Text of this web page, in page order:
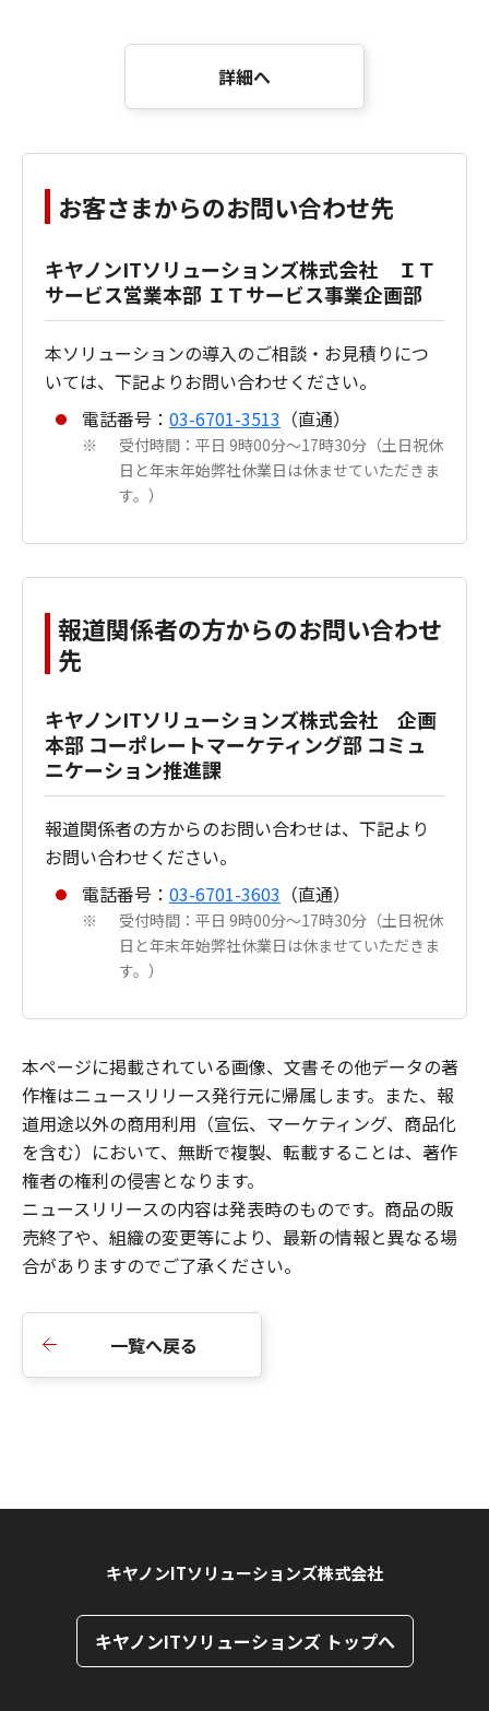
詳細へ
お客さまからのお問い合わせ先
キヤノンITソリューションズ株式会社 ＩＴ
サービス営業本部 ＩＴサービス事業企画部
本ソリューションの導入のご相談・お見積りにつ
いては、下記よりお問い合わせください。
電話番号： 03-6701-3513 （直通）
※
受付時間：平日 9時00分～17時30分（土日祝休
日と年末年始弊社休業日は休ませていただきま
す。）
報道関係者の方からのお問い合わせ
先
キヤノンITソリューションズ株式会社 企画
本部 コーポレートマーケティング部 コミュ
ニケーション推進課
報道関係者の方からのお問い合わせは、下記より
お問い合わせください。
電話番号： 03-6701-3603 （直通）
※
受付時間：平日 9時00分～17時30分（土日祝休
日と年末年始弊社休業日は休ませていただきま
す。）
本ページに掲載されている画像、文書その他データの著
作権はニュースリリース発行元に帰属します。また、報
道用途以外の商用利用（宣伝、マーケティング、商品化
を含む）において、無断で複製、転載することは、著作
権者の権利の侵害となります。
ニュースリリースの内容は発表時のものです。商品の販
売終了や、組織の変更等により、最新の情報と異なる場
合がありますのでご了承ください。
一覧へ戻る
キヤノンITソリューションズ株式会社
キヤノンITソリューションズ トップへ